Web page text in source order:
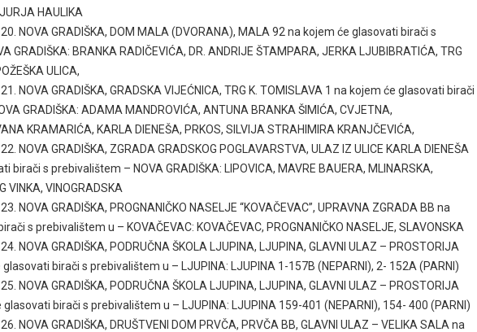
HAULIKA
NOVA GRADIŠKA, DOM MALA (DVORANA), MALA 92 na kojem će glasovati birači s
GRADIŠKA: BRANKA RADIČEVIĆA, DR. ANDRIJE ŠTAMPARA, JERKA LJUBIBRATIĆA, TRG
ULICA,
NOVA GRADIŠKA, GRADSKA VIJEĆNICA, TRG K. TOMISLAVA 1 na kojem će glasovati birači
GRADIŠKA: ADAMA MANDROVIĆA, ANTUNA BRANKA ŠIMIĆA, CVJETNA,
KRAMARIĆA, KARLA DIENEŠA, PRKOS, SILVIJA STRAHIMIRA KRANJČEVIĆA,
NOVA GRADIŠKA, ZGRADA GRADSKOG POGLAVARSTVA, ULAZ IZ ULICE KARLA DIENEŠA
birači s prebivalištem – NOVA GRADIŠKA: LIPOVICA, MAVRE BAUERA, MLINARSKA,
VINKA, VINOGRADSKA
NOVA GRADIŠKA, PROGNANIČKO NASELJE “KOVAČEVAC”, UPRAVNA ZGRADA BB na
s prebivalištem u – KOVAČEVAC: KOVAČEVAC, PROGNANIČKO NASELJE, SLAVONSKA
NOVA GRADIŠKA, PODRUČNA ŠKOLA LJUPINA, LJUPINA, GLAVNI ULAZ – PROSTORIJA
glasovati birači s prebivalištem u – LJUPINA: LJUPINA 1-157B (NEPARNI), 2- 152A (PARNI)
NOVA GRADIŠKA, PODRUČNA ŠKOLA LJUPINA, LJUPINA, GLAVNI ULAZ – PROSTORIJA
glasovati birači s prebivalištem u – LJUPINA: LJUPINA 159-401 (NEPARNI), 154- 400 (PARNI)
NOVA GRADIŠKA, DRUŠTVENI DOM PRVČA, PRVČA BB, GLAVNI ULAZ – VELIKA SALA na